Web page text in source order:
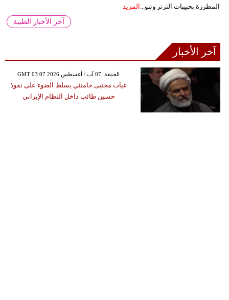
المطرزة بحبيبات الترتر وتنو... المزيد
آخر الأخبار الطبية
آخر الأخبار
GMT 03:07 2026 الجمعة ,07 آب / أغسطس
غياب مجتبى خامنئي يسلط الضوء على نفوذ
حسين طائب داخل النظام الإيراني